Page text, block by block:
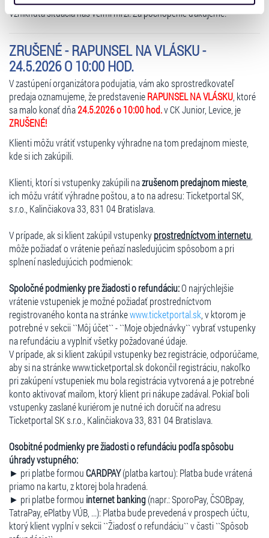
získali v důsledku toho, že používáte jejich služby. Jaké
typy cookies používáme, naleznete níže. Možnosti
volbu můžete kdykoliv změnit v zápatí stránky v záložce
„Cookies a jejich nastavení“.
Vzniknutá situácia nás veľmi mrzí. Za pochopenie ďakujeme.
ZRUŠENÉ - RAPUNSEL NA VLÁSKU -
24.5.2026 O 10:00 HOD.
V zastúpení organizátora podujatia, vám ako sprostredkovateľ
predaja oznamujeme, že predstavenieRAPUNSEL NA VLÁSKU , ktoré
sa malo konať dňa24.5.2026 o 10:00 hod.v CK Junior, Levice, je
ZRUŠENÉ!
Klienti môžu vrátiť vstupenky výhradne na tom predajnom mieste,
kde si ich zakúpili.
Klienti, ktorí si vstupenky zakúpili nazrušenom predajnom mieste,
ich môžu vrátiť výhradne poštou, a to na adresu: Ticketportal SK,
s.r.o., Kalinčiakova 33, 831 04 Bratislava.
V prípade, ak si klient zakúpil vstupenkyprostredníctvom internetu
môže požiadať o vrátenie peňazí nasledujúcim spôsobom a pri
splnení nasledujúcich podmienok:
Spoločné podmienky pre žiadosti o refundáciu:O najrýchlejšie
vrátenie vstupeniek je možné požiadať prostredníctvom
registrovaného konta na stránkewww.ticketportal.sk , v ktorom je
potrebné v sekcii ``Môj účet`` - ``Moje objednávky`` vybrať vstupenky
na refundáciu a vyplniť všetky požadované údaje.
V prípade, ak si klient zakúpil vstupenky bez registrácie, odporúčame,
aby si na stránke www.ticketportal.sk dokončil registráciu, nakoľko
pri zakúpení vstupeniek mu bola registrácia vytvorená a je potrebné
konto aktivovať mailom, ktorý klient pri nákupe zadával. Pokiaľ boli
vstupenky zaslané kuriérom je nutné ich doručiť na adresu
Ticketportal SK s.r.o., Kalinčiakova 33, 831 04 Bratislava.
Osobitné podmienky pre žiadosti o refundáciu podľa spôsobu
úhrady vstupného:
► pri platbe formouCARDPAY(platba kartou): Platba bude vrátená
priamo na kartu, z ktorej bola hradená.
► pri platbe formou internet banking(napr.: SporoPay, ČSOBpay,
TatraPay, ePlatby VÚB, ...): Platba bude prevedená v prospech účtu,
ktorý klient vyplní v sekcii ``Žiadosť o refundáciu`` v časti ``Spôsob